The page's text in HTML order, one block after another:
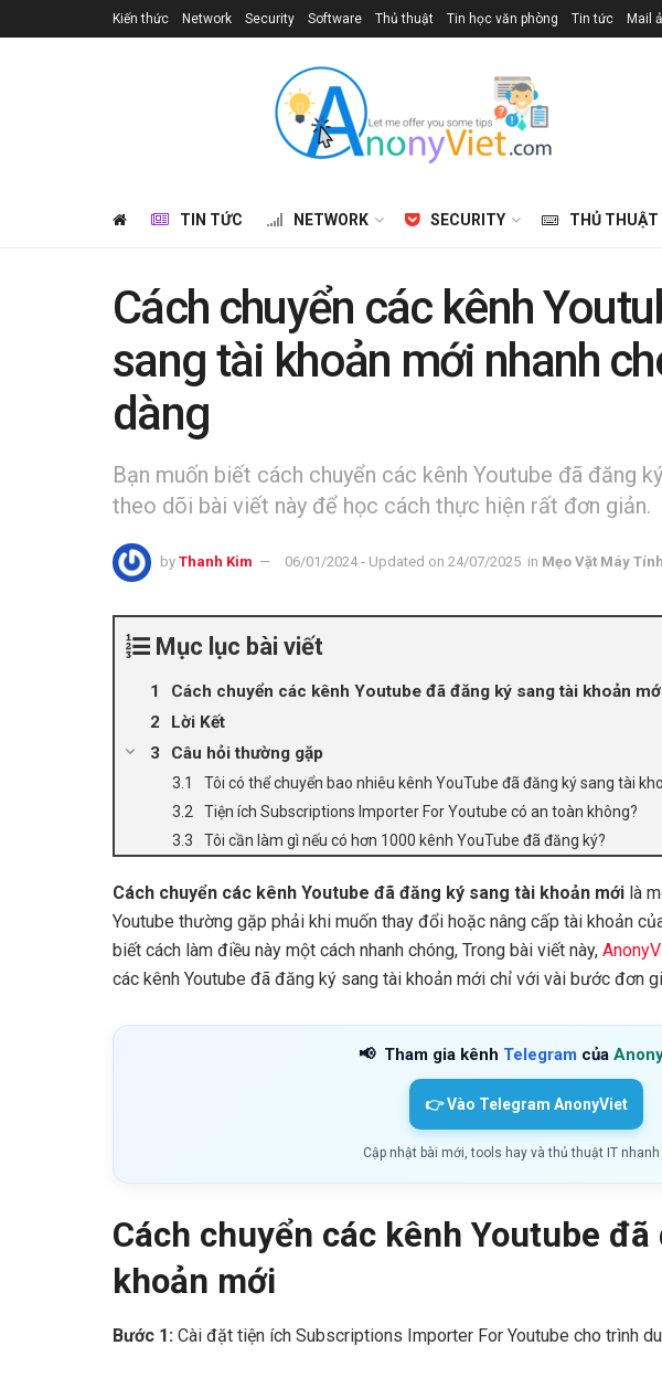
Kiến thức Network Security Software Thủ thuật Tin học văn phòng Tin tức Mail
TIN TỨC NETWORK SECURITY THỦ THUẬT
Cách chuyển các kênh
sang tài khoản mới nhanh
dàng
Bạn muốn biết cách chuyển các kênh Youtube đã đăng
theo dõi bài viết này để học cách thực hiện rất đơn giản.
by Thanh Kim 06/01/2024 - Updated on 24/07/2025 in Mẹo Vặt Máy Tính
Mục lục bài viết
Cách chuyển các kênh Youtube đã đăng ký sang tài khoản
Lời Kết
Câu hỏi thường gặp
Tôi có thể chuyển bao nhiêu kênh YouTube đã đăng ký sang tài
Tiện ích Subscriptions Importer For Youtube có an toàn không?
Tôi cần làm gì nếu có hơn 1000 kênh YouTube đã đăng ký?
Cách chuyển các kênh Youtube đã đăng ký sang tài khoản mới là
Youtube thường gặp phải khi muốn thay đổi hoặc nâng cấp tài khoản
biết cách làm điều này một cách nhanh chóng, Trong bài viết này,
các kênh Youtube đã đăng ký sang tài khoản mới chỉ với vài bước đơn
📢 Tham gia kênh Telegram của
👉 Vào Telegram AnonyViet
Cập nhật bài mới, tools hay và thủ thuật IT
Cách chuyển các kênh Youtube
khoản mới
Bước 1: Cài đặt tiện ích Subscriptions Importer For Youtube cho trình